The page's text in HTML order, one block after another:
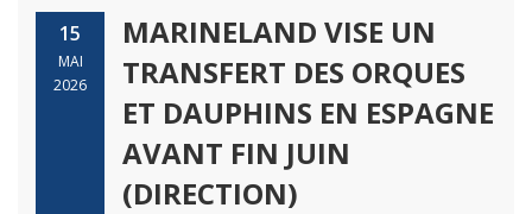
15
MAI
2026
MARINELAND VISE UN
TRANSFERT DES ORQUES
ET DAUPHINS EN ESPAGNE
AVANT FIN JUIN
(DIRECTION)